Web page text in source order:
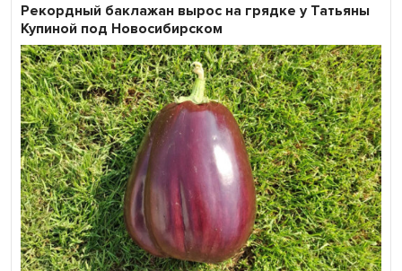
Рекордный баклажан вырос на грядке у Татьяны
Купиной под Новосибирском